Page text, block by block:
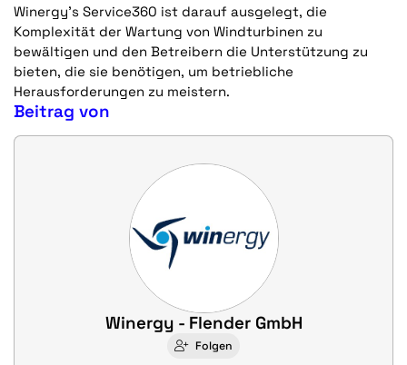
Winergy's Service360 ist darauf ausgelegt, die
Komplexität der Wartung von Windturbinen zu
bewältigen und den Betreibern die Unterstützung zu
bieten, die sie benötigen, um betriebliche
Herausforderungen zu meistern.
Beitrag von
Winergy - Flender GmbH
Folgen